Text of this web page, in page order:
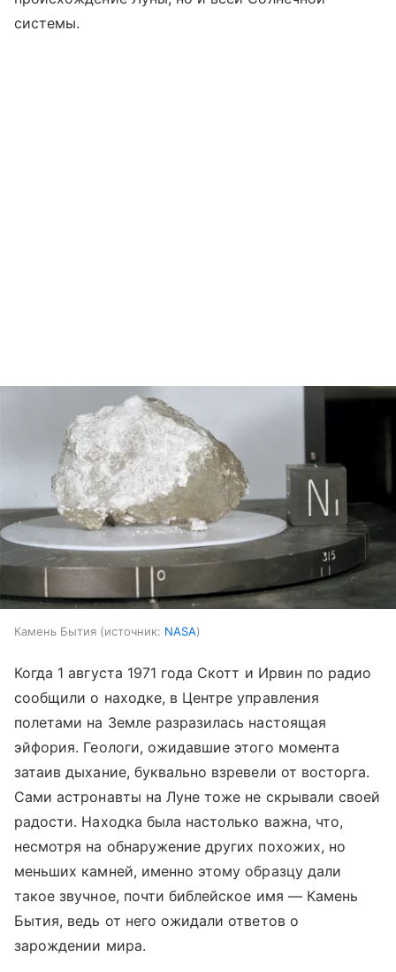
системы.
Камень Бытия источник: NASA
Когда 1 августа 1971 года Скотт и Ирвин по радио
сообщили о находке, в Центре управления
полетами на Земле разразилась настоящая
эйфория. Геологи, ожидавшие этого момента
затаив дыхание, буквально взревели от восторга.
Сами астронавты на Луне тоже не скрывали своей
радости. Находка была настолько важна, что,
несмотря на обнаружение других похожих, но
меньших камней, именно этому образцу дали
такое звучное, почти библейское имя —Камень
Бытия, ведь от него ожидали ответов о
зарождении мира.